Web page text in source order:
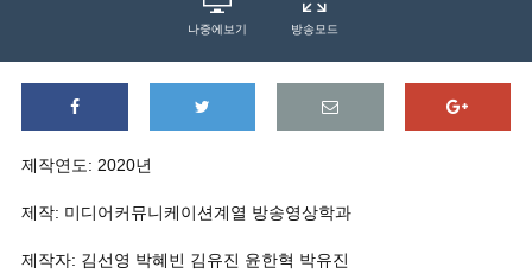
나중에보기 방송모드
제작연도: 2020년
제작: 미디어커뮤니케이션계열 방송영상학과
제작자: 김선영 박혜빈 김유진 윤한혁 박유진